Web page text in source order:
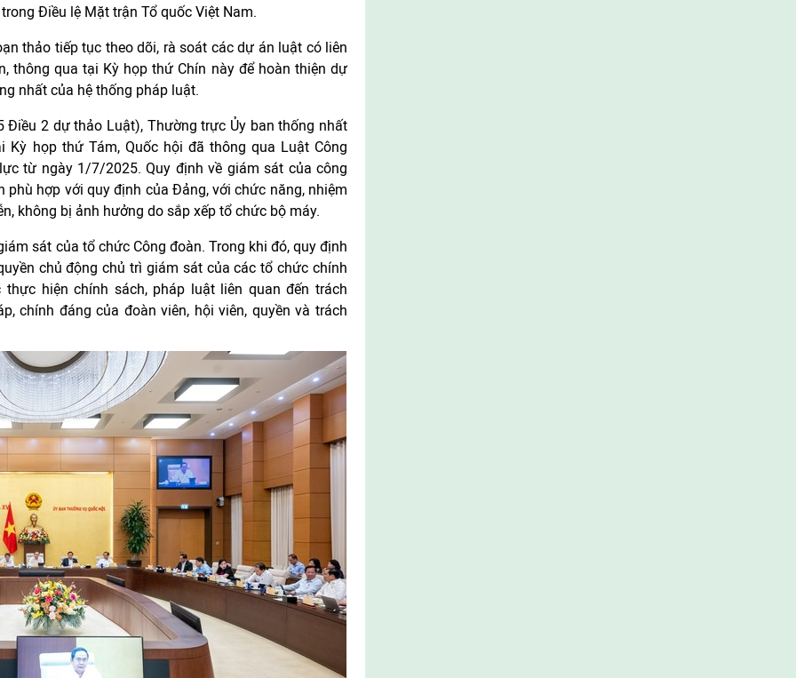
Điều lệ Mặt trận Tổ quốc Việt Nam.
thảo tiếp tục theo dõi, rà soát các dự án luật có liên
thông qua tại Kỳ họp thứ Chín này để hoàn thiện dự
nhất của hệ thống pháp luật.
Điều 2 dự thảo Luật), Thường trực Ủy ban thống nhất
Kỳ họp thứ Tám, Quốc hội đã thông qua Luật Công
từ ngày 1/7/2025. Quy định về giám sát của công
phù hợp với quy định của Đảng, với chức năng, nhiệm
không bị ảnh hưởng do sắp xếp tổ chức bộ máy.
sát của tổ chức Công đoàn. Trong khi đó, quy định
chủ động chủ trì giám sát của các tổ chức chính
hiện chính sách, pháp luật liên quan đến trách
chính đáng của đoàn viên, hội viên, quyền và trách